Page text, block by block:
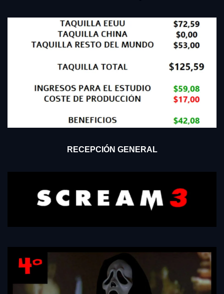
RECEPCIÓN GENERAL